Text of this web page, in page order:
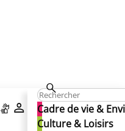
Cadre de vie &
Culture & Loisirs
Mon espace